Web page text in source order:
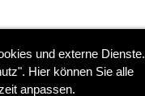
und externe Dienste.
Hier können Sie alle
anpassen.